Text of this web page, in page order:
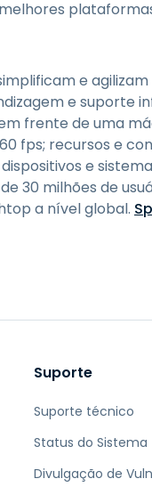
e
e suporte
frente de uma
fps; recursos e
e
30 milhões de
a nível global.
Suporte
Suporte técnico
Status do Sistema
Divulgação de